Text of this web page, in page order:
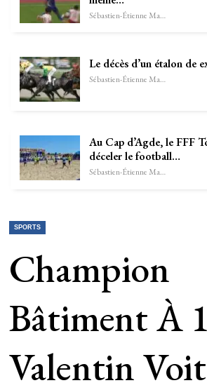
Sébastien-Étienne Marechal
Le décès d’un étalon de
Sébastien-Étienne Marechal
Au Cap d’Agde, le FFF
déceler le football…
Sébastien-Étienne Marechal
SPORTS
Champion
Bâtiment À
Valentin